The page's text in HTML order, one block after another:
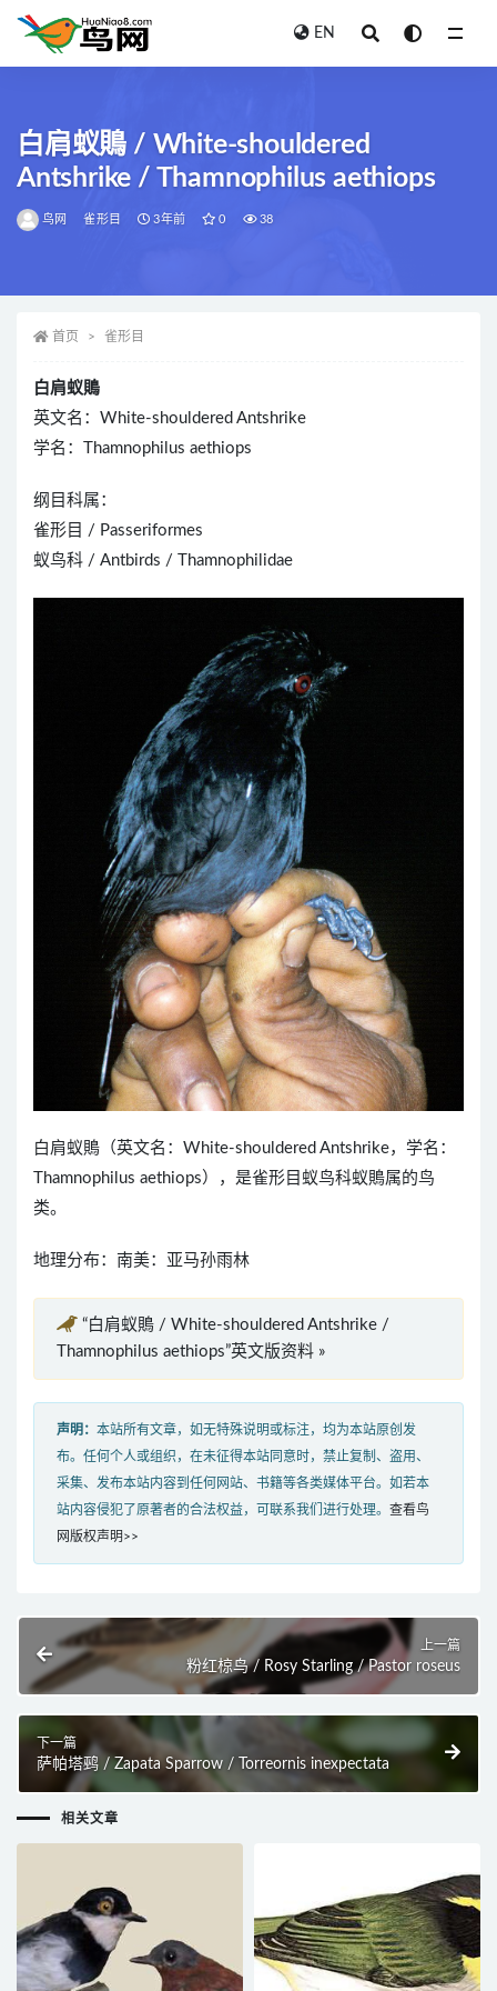
EN
白肩蚁鵙 / White-shouldered
Antshrike / Thamnophilus aethiops
鸟网 雀形目 3年前 0 38
首页 雀形目
白肩蚁鵙
英文名：White-shouldered Antshrike
学名：Thamnophilus aethiops
纲目科属：
雀形目 / Passeriformes
蚁鸟科 / Antbirds / Thamnophilidae
白肩蚁鵙（英文名：White-shouldered Antshrike，学名：
Thamnophilus aethiops），是雀形目蚁鸟科蚁鵙属的鸟
类。
地理分布：南美：亚马孙雨林
“白肩蚁鵙 / White-shouldered Antshrike /
Thamnophilus aethiops”英文版资料 »
声明： 本站所有文章，如无特殊说明或标注，均为本站原创发
布。任何个人或组织，在未征得本站同意时，禁止复制、盗用、
采集、发布本站内容到任何网站、书籍等各类媒体平台。如若本
站内容侵犯了原著者的合法权益，可联系我们进行处理。 查看鸟
网版权声明>>
上一篇
粉红椋鸟 / Rosy Starling / Pastor roseus
下一篇
萨帕塔鹀 / Zapata Sparrow / Torreornis inexpectata
相关文章